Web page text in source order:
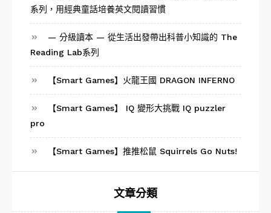
系列，用經典童話培養英文閱讀習慣
— 分級讀本 — 從生活出發帶出科普小知識的 The
Reading Lab系列
【Smart Games】火龍王國 DRAGON INFERNO
【Smart Games】 IQ 變形大挑戰 IQ puzzler
pro
【Smart Games】推推松鼠 Squirrels Go Nuts!
文章分類